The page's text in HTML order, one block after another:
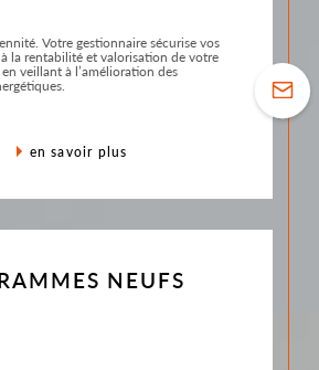
Votre gestionnaire sécurise vos
la rentabilité et valorisation de votre
veillant à l’amélioration des
en savoir plus
NEUFS